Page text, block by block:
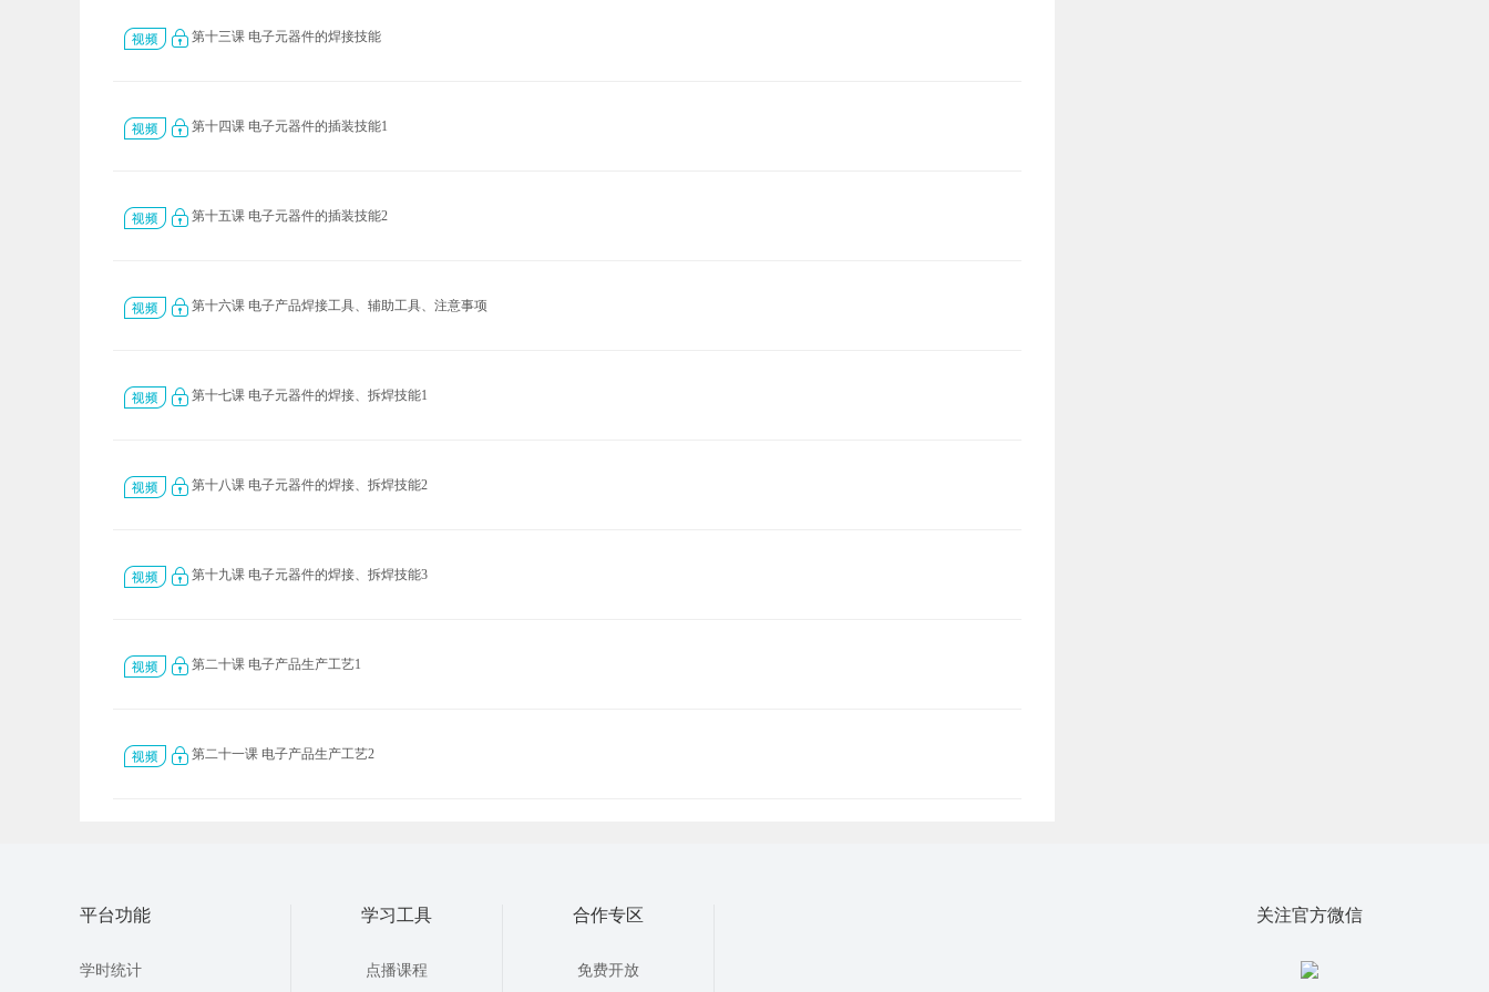
第十三课 电子元器件的焊接技能
第十四课 电子元器件的插装技能1
第十五课 电子元器件的插装技能2
第十六课 电子产品焊接工具、辅助工具、注意事项
第十七课 电子元器件的焊接、拆焊技能1
第十八课 电子元器件的焊接、拆焊技能2
第十九课 电子元器件的焊接、拆焊技能3
第二十课 电子产品生产工艺1
第二十一课 电子产品生产工艺2
平台功能
学时统计
学习工具
点播课程
合作专区
免费开放
关注官方微信